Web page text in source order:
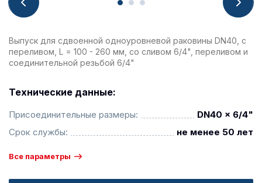
Выпуск для сдвоенной одноуровневой раковины DN40, с
переливом, L = 100 - 260 мм, со сливом 6/4", переливом и
соединительной резьбой 6/4"
Технические данные:
Присоединительные размеры:
DN40 x 6/4"
Срок службы:
не менее 50 лет
Все параметры